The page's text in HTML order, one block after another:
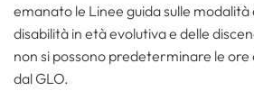
emanato le Linee guida sulle
disabilità in età evolutiva e delle
non si possono predeterminare le
dal GLO.